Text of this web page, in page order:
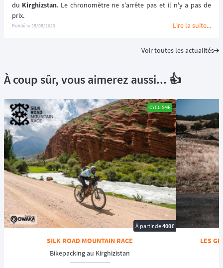
du Kirghizstan. Le chronomètre ne s'arrête pas et il n'y a pas de
Publié le25/05/2023 Lire la suite...
Voir toutes les actualités
À coup sûr, vous aimerez aussi... 👍
CYCLISME
À partir de400€
SILK ROAD MOUNTAIN RACE
Bikepacking au Kirghizistan
LES